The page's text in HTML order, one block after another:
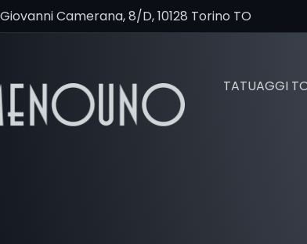
Camerana, 8/D, 10128 Torino TO
TATUAGGI